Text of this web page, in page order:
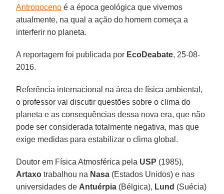
Antropoceno é a época geológica que vivemos
atualmente, na qual a ação do homem começa a
interferir no planeta.
A reportagem foi publicada por EcoDeabate, 25-08-
2016.
Referência internacional na área de física ambiental,
o professor vai discutir questões sobre o clima do
planeta e as consequências dessa nova era, que não
pode ser considerada totalmente negativa, mas que
exige medidas para estabilizar o clima global.
Doutor em Física Atmosférica pela USP (1985),
Artaxo trabalhou na Nasa (Estados Unidos) e nas
universidades de Antuérpia (Bélgica), Lund (Suécia)